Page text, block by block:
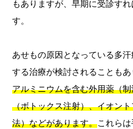
もありますが、早期に受診す
す。
あせもの原因となっている多
する治療が検討されることもあ
アルミニウムを含む外用薬（
（ボトックス注射）、イオン
法）などがあります。これら